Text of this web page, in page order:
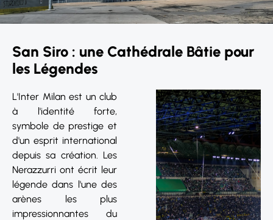
San Siro : une Cathédrale Bâtie pour
les Légendes
L'Inter Milan est un club
à l'identité forte,
symbole de prestige et
d'un esprit international
depuis sa création. Les
Nerazzurri ont écrit leur
légende dans l'une des
arènes les plus
impressionnantes du